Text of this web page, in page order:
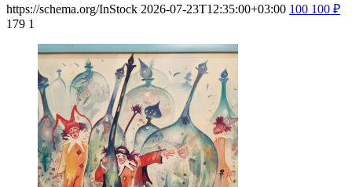
https://schema.org/InStock 2026-07-23T12:35:00+03:00 100 100 ₽
179 1